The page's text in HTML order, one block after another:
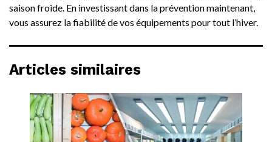
saison froide. En investissant dans la prévention maintenant,
vous assurez la fiabilité de vos équipements pour tout l’hiver.
Articles similaires